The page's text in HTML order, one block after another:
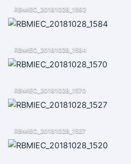
RBMIEC_20181028_1592
RBMIEC_20181028_1584
RBMIEC_20181028_1570
RBMIEC_20181028_1527